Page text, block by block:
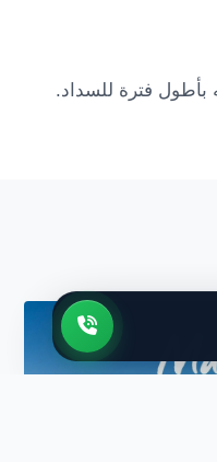
بأطول فترة للسداد.